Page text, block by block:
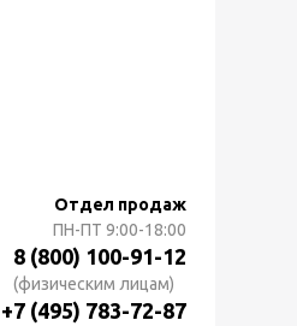
Отдел продаж
ПН-ПТ 9:00-18:00
8 (800) 100-91-12
(физическим лицам)
+7 (495) 783-72-87